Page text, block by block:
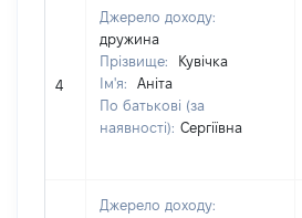
4
Джерело доходу:
дружина
Прізвище:
Кувічка
Ім'я:
Аніта
По батькові (за
наявності): Сергіївна
Джерело доходу: